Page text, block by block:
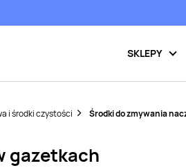
SKLEPY
i środki czystości Środki do zmywania
gazetkach